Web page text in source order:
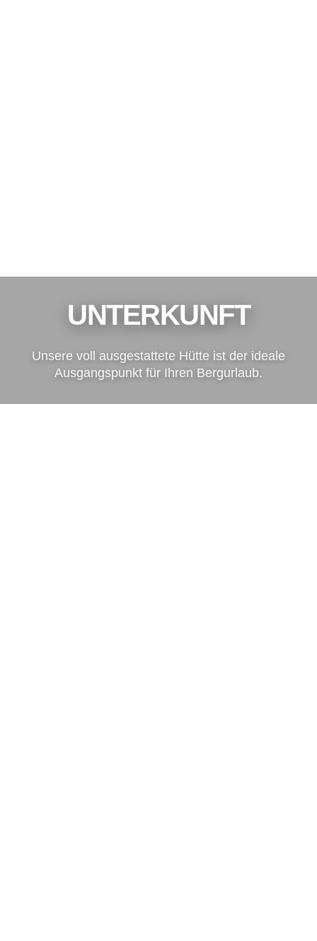
UNTERKUNFT
Unsere voll ausgestattete Hütte ist der ideale
Ausgangspunkt für Ihren Bergurlaub.